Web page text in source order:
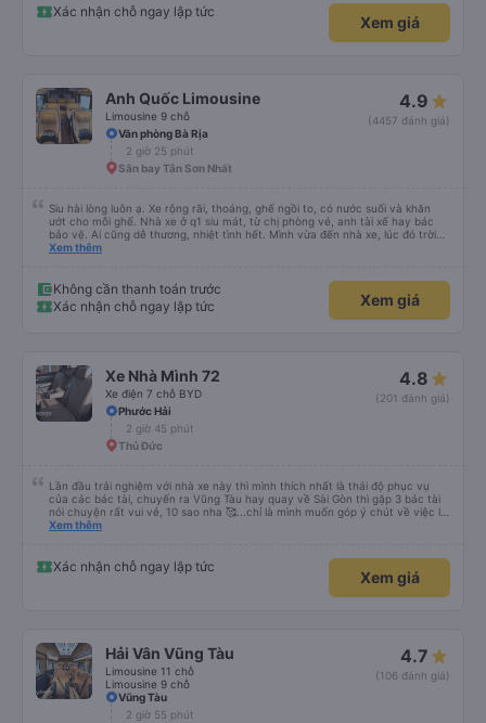
Xác nhận chỗ ngay lập tức
Xem giá
Anh Quốc Limousine
Limousine 9 chỗ
4.9
(4457 đánh giá)
Văn phòng Bà Rịa
2 giờ 25 phút
Sân bay Tân Sơn Nhất
Siu hài lòng luôn ạ. Xe rộng rãi, thoáng, ghế ngồi to, có nước suối và khăn
ướt cho mỗi ghế. Nhà xe ở q1 siu mát, từ chị phòng vé, anh tài xế hay bác
bảo vệ. Ai cũng dễ thương, nhiệt tình hết. Mình vừa đến nhà xe, lúc đó trời
mưa, anh nhân viên lập tức bung dù che cho mình vào nhà xe ngồi chờ. Bác
phí và cũng không cần đổi xe để trung chuyển gì luôn. Sau khi đặt vé, nhà xe
sẽ gọi xác nhận, đến lúc gần xuất phát thì bên nhà xe cũng gọi nhắc nhở
mình lun. Rấc ưng ạ. Sẽ ủng hộ hãng mỗi lần mình có dịp đi Vùng Tàu ❤️❤️❤️
Xem thêm
Không cần thanh toán trước
Xác nhận chỗ ngay lập tức
Xem giá
Xe Nhà Mình 72
Xe điện 7 chỗ BYD
4.8
(201 đánh giá)
Phước Hải
2 giờ 45 phút
Thủ Đức
Lần đầu trải nghiệm với nhà xe này thì mình thích nhất là thái độ phục vụ
của các bác tài, chuyến ra Vũng Tàu hay quay về Sài Gòn thì gặp 3 bác tài
nói chuyện rất vui vẻ, 10 sao nha 🥰...chỉ là mình muốn góp ý chút về việc lái
xe, mặc dù mình nghĩ chắc mấy bác tài cũng thuộc dạng vững tay lái nên
là gì thì mình cũng mong các bác tài luôn cẩn thận vì sự an toàn của bản
thân và nhg hành khách trên xe là ok, lần sau có dịp mình sẽ tiếp tục ủng hộ
nhà xe, chúc nhà xe luôn làm ăn phát đạt và luôn giữ vững phong độ phục
Xem thêm
Xác nhận chỗ ngay lập tức
Xem giá
Hải Vân Vũng Tàu
Limousine 11 chỗ
Limousine 9 chỗ
4.7
(106 đánh giá)
Vũng Tàu
2 giờ 55 phút